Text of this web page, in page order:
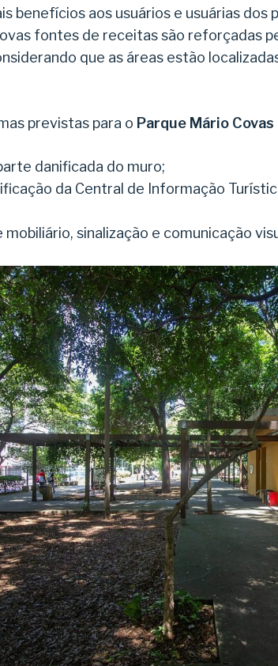
benefícios aos usuários e usuárias dos
fontes de receitas são reforçadas
que as áreas estão
previstas para o Parque Mário Covas
danificada do muro;
da Central de Informação
mobiliário, sinalização e comunicação